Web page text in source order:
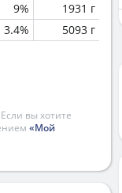
9%
1931 г
3.4% 5093 г
вы хотите
«Мой